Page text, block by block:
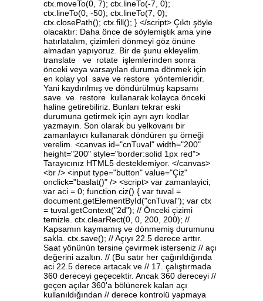
ctx.moveTo(0, 7); ctx.lineTo(-7, 0);
ctx.lineTo(0, -50); ctx.lineTo(7, 0);
ctx.closePath(); ctx.fill(); } </script> Çıktı şöyle
olacaktır: Daha önce de söylemiştik ama yine
hatırlatalım, çizimleri dönmeyi göz önüne
almadan yapıyoruz. Bir de şunu ekleyelim.
translate ve rotate işlemlerinden sonra
önceki veya varsayılan duruma dönmek için
en kolay yol save ve restore yöntemleridir.
Yani kaydırılmış ve döndürülmüş kapsamı
save ve restore kullanarak kolayca önceki
haline getirebiliriz. Bunları tekrar eski
durumuna getirmek için ayrı ayrı kodlar
yazmayın. Son olarak bu yelkovanı bir
zamanlayıcı kullanarak döndüren şu örneği
verelim. <canvas id="cnTuval" width="200"
height="200" style="border:solid 1px red">
Tarayıcınız HTML5 desteklemiyor. </canvas>
<br /> <input type="button" value="Çiz"
onclick="baslat()" /> <script> var zamanlayici;
var aci = 0; function ciz() { var tuval =
document.getElementById("cnTuval"); var ctx
= tuval.getContext("2d"); // Önceki çizimi
temizle. ctx.clearRect(0, 0, 200, 200); //
Kapsamın kaymamış ve dönmemiş durumunu
sakla. ctx.save(); // Açıyı 22.5 derece arttır.
Saat yönünün tersine çevirmek isterseniz // açı
değerini azaltın. // (Bu satır her çağırıldığında
aci 22.5 derece artacak ve // 17. çalıştırmada
360 dereceyi geçecektir. Ancak 360 dereceyi //
geçen açılar 360'a bölünerek kalan açı
kullanıldığından // derece kontrolü yapmaya